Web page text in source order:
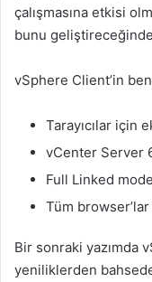
çalışmasına etkisi
bunu
vSphere Client’in
Tarayıcılar için
vCenter Server
Full Linked
Tüm
Bir sonraki yazımda
yeniliklerden